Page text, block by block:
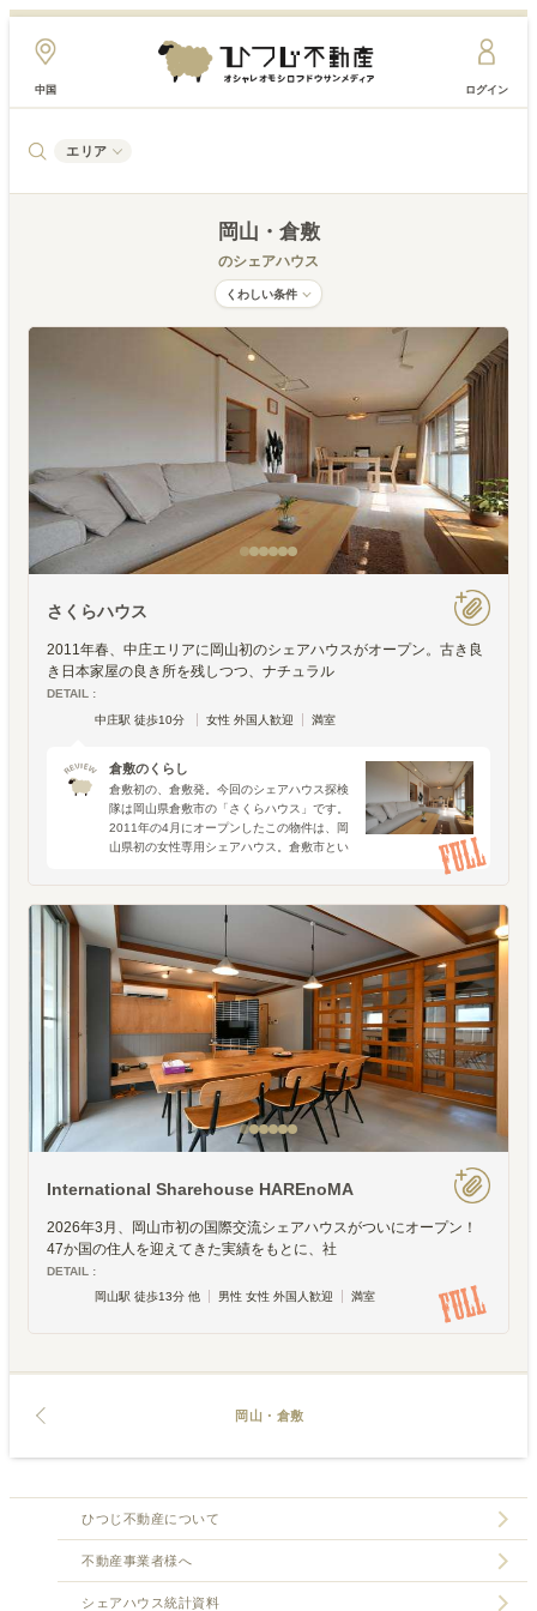
中国 ログイン
エリア
岡山・倉敷
のシェアハウス
くわしい条件
さくらハウス
2011年春、中庄エリアに岡山初のシェアハウスがオープン。古き良
き日本家屋の良き所を残しつつ、ナチュラル
DETAIL :
中庄駅 徒歩10分
女性 外国人歓迎 満室
倉敷のくらし
倉敷初の、倉敷発。今回のシェアハウス探検
隊は岡山県倉敷市の「さくらハウス」です。
2011年の4月にオープンしたこの物件は、岡
山県初の女性専用シェアハウス。倉敷市とい
術館、瀬戸大橋などが有名ですが、それはあ
くまでも外から一
International Sharehouse HAREnoMA
2026年3月、岡山市初の国際交流シェアハウスがついにオープン！
47か国の住人を迎えてきた実績をもとに、社
DETAIL :
岡山駅 徒歩13分 他
男性 女性 外国人歓迎 満室
岡山・倉敷
ひつじ不動産について
不動産事業者様へ
シェアハウス統計資料